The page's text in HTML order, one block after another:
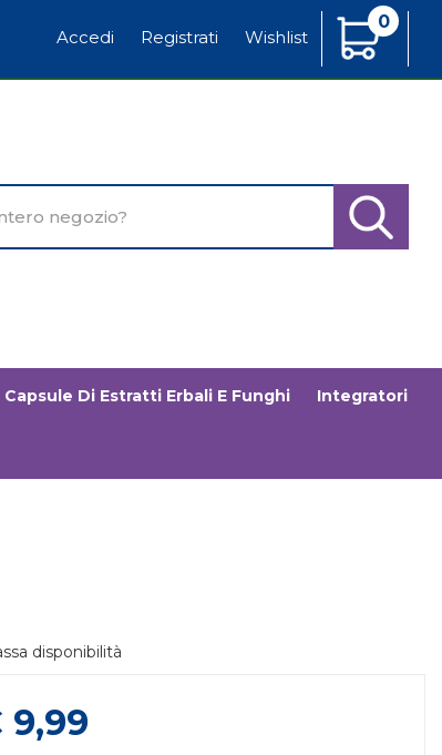
Accedi Registrati Wishlist
0
Articoli
Inseriti
Cerca
Capsule Di Estratti Erbali E Funghi Integratori
disponibilità
9,99